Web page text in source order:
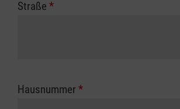
Straße *
Hausnummer *